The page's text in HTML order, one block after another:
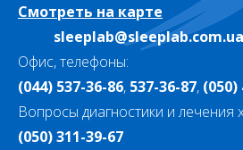
Смотреть на карте
sleeplab@sleeplab.com.ua
Офис, телефоны:
(044) 537-36-86, 537-36-87, (050)
Вопросы диагностики и лечения
(050) 311-39-67